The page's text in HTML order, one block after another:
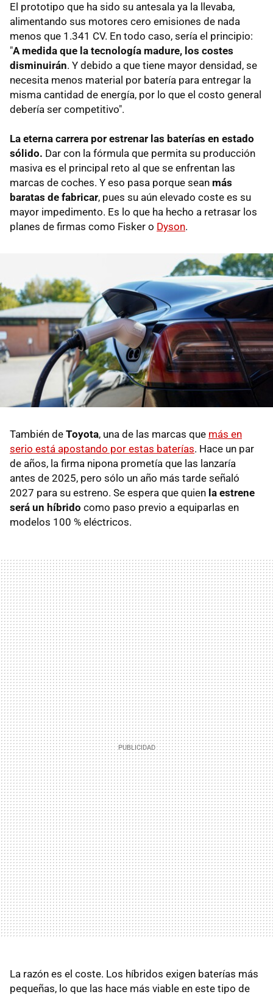
El prototipo que ha sido su antesala ya la llevaba,
alimentando sus motores cero emisiones de nada
menos que 1.341 CV. En todo caso, sería el principio:
"A medida que la tecnología madure, los costes
disminuirán. Y debido a que tiene mayor densidad, se
necesita menos material por batería para entregar la
misma cantidad de energía, por lo que el costo general
debería ser competitivo".
La eterna carrera por estrenar las baterías en estado
sólido. Dar con la fórmula que permita su producción
masiva es el principal reto al que se enfrentan las
marcas de coches. Y eso pasa porque sean más
baratas de fabricar, pues su aún elevado coste es su
mayor impedimento. Es lo que ha hecho a retrasar los
planes de firmas como Fisker o Dyson.
También de Toyota, una de las marcas que más en
serio está apostando por estas baterías. Hace un par
de años, la firma nipona prometía que las lanzaría
antes de 2025, pero sólo un año más tarde señaló
2027 para su estreno. Se espera que quien la estrene
será un híbrido como paso previo a equiparlas en
modelos 100 % eléctricos.
La razón es el coste. Los híbridos exigen baterías más
pequeñas, lo que las hace más viable en este tipo de